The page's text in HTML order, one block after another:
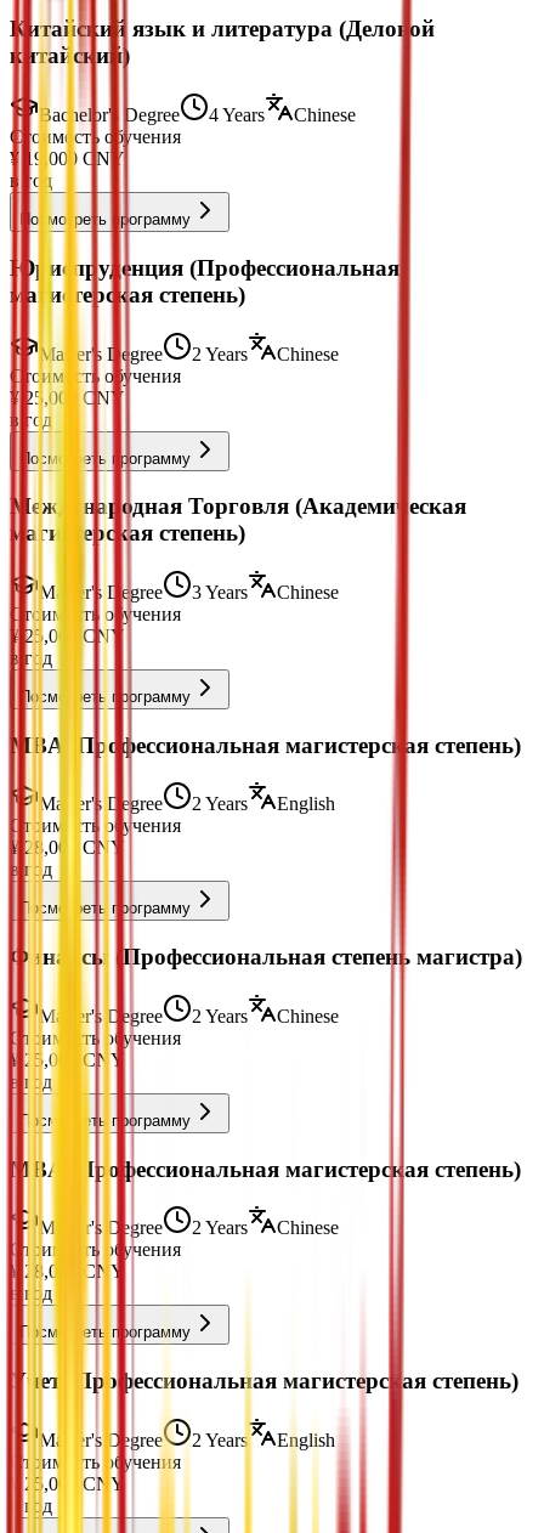
Китайский язык и литература (Деловой
китайский)
Bachelor's Degree 4 Years
Chinese
Стоимость обучения
¥ 19,000 CNY
в год
Посмотреть программу
Юриспруденция (Профессиональная
магистерская степень)
Master's Degree 2 Years
Chinese
Стоимость обучения
¥ 25,000
CNY
в год
Посмотреть программу
Международная Торговля (Академическая
магистерская степень)
Master's Degree 3 Years
Chinese
Стоимость обучения
¥ 25,000
CNY
в год
Посмотреть программу
MBA (Профессиональная магистерская степень)
Master's Degree 2 Years
English
Стоимость обучения
¥ 28,000
CNY
в год
Посмотреть программу
Финансы (Профессиональная степень магистра)
Master's Degree 2 Years
Chinese
Стоимость обучения
¥ 25,000
CNY
в год
Посмотреть программу
MBA (Профессиональная магистерская степень)
Master's Degree 2 Years
Chinese
Стоимость обучения
¥ 28,000
CNY
в год
Посмотреть программу
Учет (Профессиональная магистерская степень)
Master's Degree 2 Years
English
Стоимость обучения
25,000
CNY
в год